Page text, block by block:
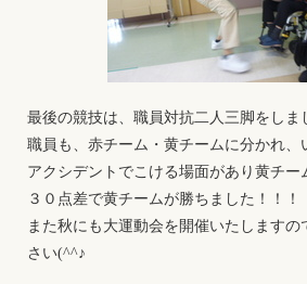
最後の競技は、職員対抗二人三脚をしま
職員も、赤チーム・黄チームに分かれ、
アクシデントでこける場面があり黄チー
３０点差で黄チームが勝ちました！！！
また秋にも大運動会を開催いたします
さい(^^♪